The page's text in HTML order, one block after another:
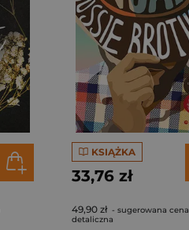
KSIĄŻKA
33,76 zł
49,90 zł - sugerowana cena
detaliczna